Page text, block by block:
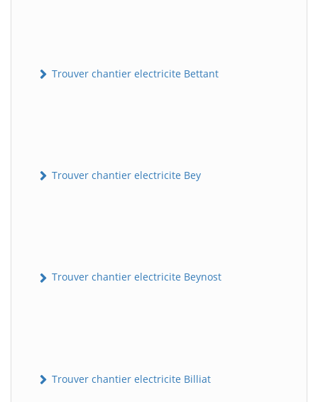
Trouver chantier electricite Bettant
Trouver chantier electricite Bey
Trouver chantier electricite Beynost
Trouver chantier electricite Billiat